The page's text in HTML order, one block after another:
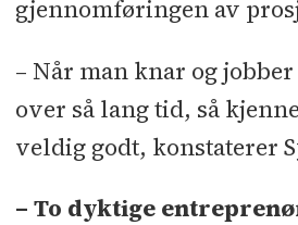
gjennomføringen av
– Når man knar og
over så lang tid, så
veldig godt, konstaterer
– To dyktige